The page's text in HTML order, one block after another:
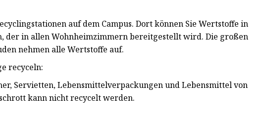
auf dem Campus. Dort können Sie Wertstoffe in
der in allen Wohnheimzimmern bereitgestellt wird. Die großen
nehmen alle Wertstoffe auf.
recyceln:
Servietten, Lebensmittelverpackungen und Lebensmittel von
kann nicht recycelt werden.